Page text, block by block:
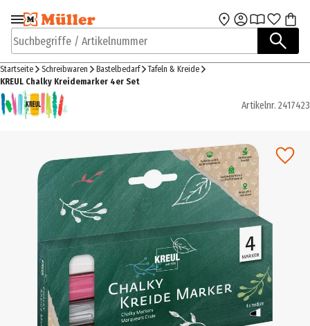
Zur Navigation
springen
Zum Hauptinhalt
Suchbegriffe / Artikelnummer
Startseite Schreibwaren Bastelbedarf
Tafeln & Kreide
KREUL Chalky Kreidemarker 4er Set
Artikelnr. 2417423